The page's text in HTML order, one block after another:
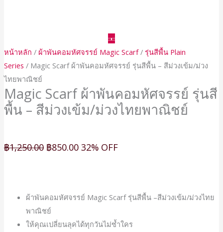
หน้าหลัก / ผ้าพันคอมหัศจรรย์ Magic Scarf/ รุ่นสีพื้น Plain
Series / Magic Scarf ผ้าพันคอมหัศจรรย์ รุ่นสีพื้น – สีม่วงเข้ม/ม่วง
ไทยพาณิชย์
Magic Scarf ผ้าพันคอมหัศจรรย์ รุ่นสี
พื้น – สีม่วงเข้ม/ม่วงไทยพาณิชย์
฿1,250.00 ฿850.00 32% OFF
ผ้าพันคอมหัศจรรย์ Magic Scarf รุ่นสีพื้น –สีม่วงเข้ม/ม่วงไทย
พาณิชย์
ให้คุณเปลี่ยนลุคได้ทุกวันไม่ซ้ำใคร